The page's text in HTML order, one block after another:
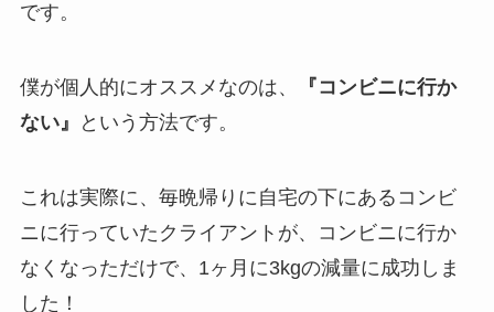
です。
僕が個人的にオススメなのは、
『コンビニに行か
ない』
という方法です。
これは実際に、毎晩帰りに自宅の下にあるコンビ
ニに行っていたクライアントが、コンビニに行か
なくなっただけで、1ヶ月に3kgの減量に成功しま
した！